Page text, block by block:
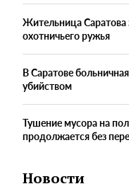
Жительница Саратова
охотничьего ружья
В Саратове
убийством
Тушение мусора на
продолжается без
Новости